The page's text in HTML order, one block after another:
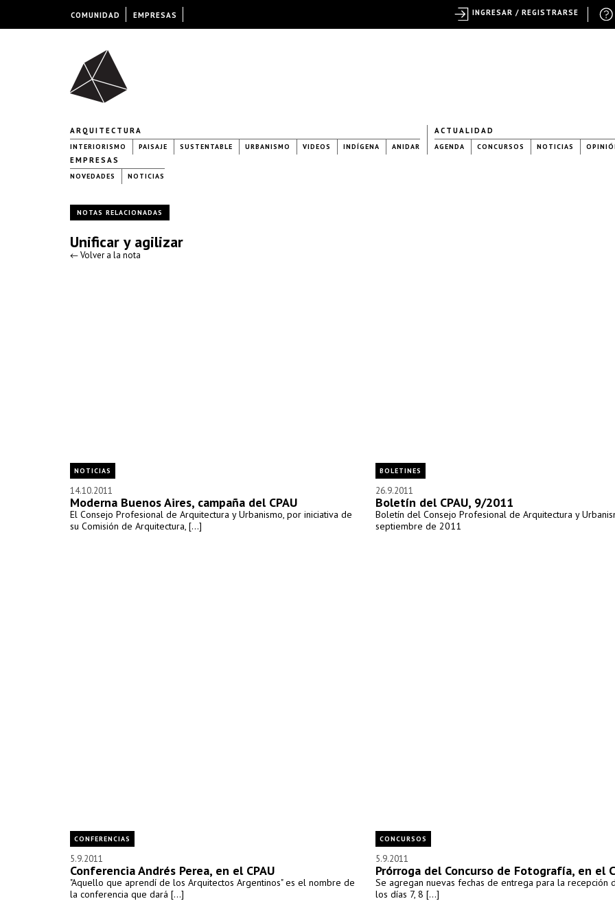
ARQUITECTURA
INTERIORISMO PAISAJE SUSTENTABLE URBANISMO VIDEOS INDÍGENA ANIDAR
ACTUALIDAD
AGENDA CONCURSOS NOTICIAS
EMPRESAS
NOVEDADES NOTICIAS
NOTAS RELACIONADAS
Unificar y agilizar
← Volver a la nota
NOTICIAS
14.10.2011
Moderna Buenos Aires, campaña del CPAU
El Consejo Profesional de Arquitectura y Urbanismo, por iniciativa de
su Comisión de Arquitectura, [...]
BOLETINES
26.9.2011
Boletín del CPAU, 9/2011
Boletín del Consejo Profesional de Arquitectura y
septiembre de 2011
CONFERENCIAS
5.9.2011
Conferencia Andrés Perea, en el CPAU
"Aquello que aprendí de los Arquitectos Argentinos" es el nombre de
la conferencia que dará [...]
CONCURSOS
5.9.2011
Prórroga del Concurso de Fotografía, en el
Se agregan nuevas fechas de entrega para la recepción
los días 7, 8 [...]
COMUNIDAD EMPRESAS INGRESAR / REGISTRARSE